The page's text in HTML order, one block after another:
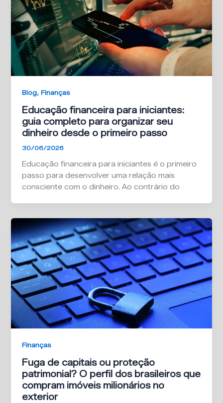
Blog,Finanças
Educação financeira para iniciantes:
guia completo para organizar seu
dinheiro desde o primeiro passo
30/06/2026
Educação financeira para iniciantes é o primeiro
passo para desenvolver uma relação mais
consciente com o dinheiro. Ao contrário do
Finanças
Fuga de capitais ou proteção
patrimonial? O perfil dos brasileiros que
compram imóveis milionários no
exterior